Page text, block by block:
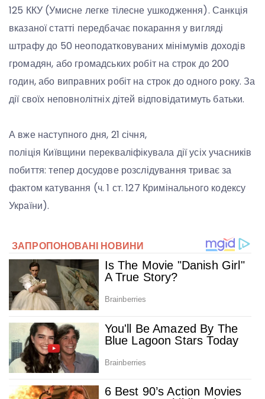
125 ККУ (Умисне легке тілесне ушкодження). Санкція
вказаної статті передбачає покарання у вигляді
штрафу до 50 неоподатковуваних мінімумів доходів
громадян, або громадських робіт на строк до 200
годин, або виправних робіт на строк до одного року. За
дії своїх неповнолітніх дітей відповідатимуть батьки.
А вже наступного дня, 21 січня,
поліція Київщини перекваліфікувала дії усіх учасників
побиття: тепер досудове розслідування триває за
фактом катування (ч. 1 ст. 127 Кримінального кодексу
України).